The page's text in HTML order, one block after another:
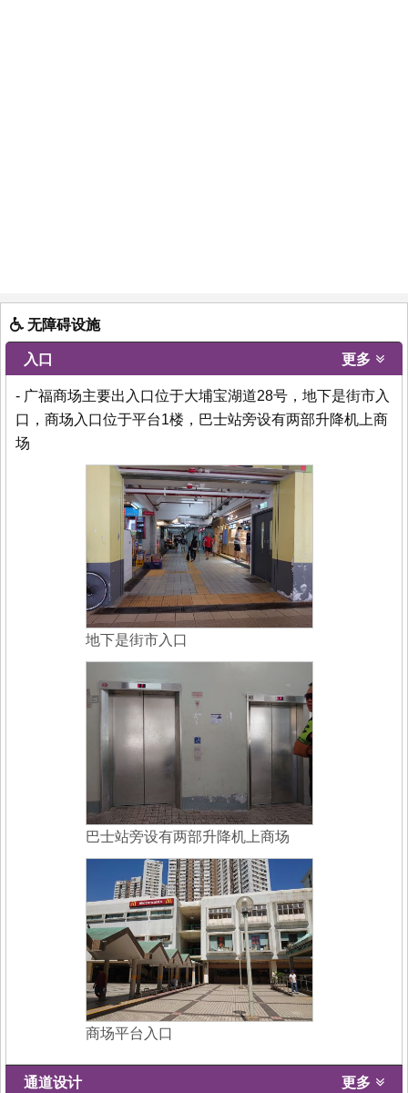
无障碍设施
入口 更多
- 广福商场主要出入口位于大埔宝湖道28号，地下是街市入
口，商场入口位于平台1楼，巴士站旁设有两部升降机上商
场
地下是街市入口
巴士站旁设有两部升降机上商场
商场平台入口
通道设计 更多